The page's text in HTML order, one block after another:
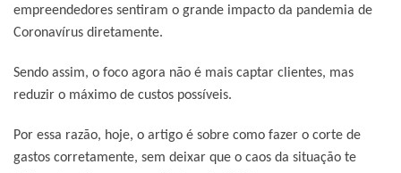
empreendedores sentiram o grande impacto da pandemia de
Coronavírus diretamente.
Sendo assim, o foco agora não é mais captar clientes, mas
reduzir o máximo de custos possíveis.
Por essa razão, hoje, o artigo é sobre como fazer o corte de
gastos corretamente, sem deixar que o caos da situação te